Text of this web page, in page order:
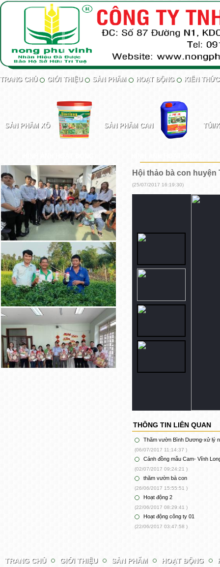
TRANG CHỦ GIỚI THIỆU SẢN PHẨM HOẠT ĐỘNG KIẾN
SẢN PHẨM XÔ SẢN PHẨM CAN TÚI/
Hội thảo bà con huyện
(25/07/2017 16:19:30)
THÔNG TIN LIÊN QUAN
Thăm vườn Bình Dương-xử lý
(06/07/2017 11:14:37 )
Cánh đồng mẫu Cam- Vĩnh
(02/07/2017 09:24:21 )
thăm vườn bà con
(26/06/2017 15:55:51 )
Hoạt động 2
(22/06/2017 08:29:41 )
Hoạt động công ty 01
(22/06/2017 03:47:58 )
TRANG CHỦ GIỚI THIỆU SẢN PHẨM HOẠT ĐỘNG